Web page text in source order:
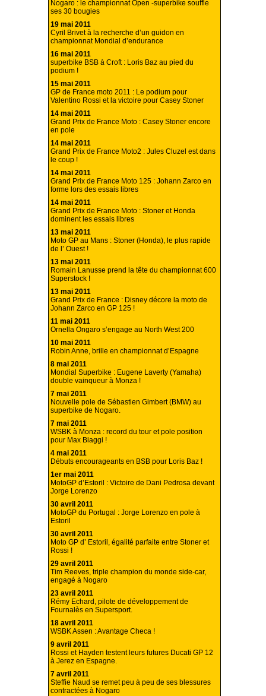
Nogaro : le championnat Open -superbike souffle
ses 30 bougies
19 mai 2011
Cyril Brivet à la recherche d’un guidon en
championnat Mondial d’endurance
16 mai 2011
superbike BSB à Croft : Loris Baz au pied du
podium !
15 mai 2011
GP de France moto 2011 : Le podium pour
Valentino Rossi et la victoire pour Casey Stoner
14 mai 2011
Grand Prix de France Moto : Casey Stoner encore
en pole
14 mai 2011
Grand Prix de France Moto2 : Jules Cluzel est dans
le coup !
14 mai 2011
Grand Prix de France Moto 125 : Johann Zarco en
forme lors des essais libres
14 mai 2011
Grand Prix de France Moto : Stoner et Honda
dominent les essais libres
13 mai 2011
Moto GP au Mans : Stoner (Honda), le plus rapide
de l’ Ouest !
13 mai 2011
Romain Lanusse prend la tête du championnat 600
Superstock !
13 mai 2011
Grand Prix de France : Disney décore la moto de
Johann Zarco en GP 125 !
11 mai 2011
Ornella Ongaro s’engage au North West 200
10 mai 2011
Robin Anne, brille en championnat d’Espagne
8 mai 2011
Mondial Superbike : Eugene Laverty (Yamaha)
double vainqueur à Monza !
7 mai 2011
Nouvelle pole de Sébastien Gimbert (BMW) au
superbike de Nogaro.
7 mai 2011
WSBK à Monza : record du tour et pole position
pour Max Biaggi !
4 mai 2011
Débuts encourageants en BSB pour Loris Baz !
1er mai 2011
MotoGP d’Estoril : Victoire de Dani Pedrosa devant
Jorge Lorenzo
30 avril 2011
MotoGP du Portugal : Jorge Lorenzo en pole à
Estoril
30 avril 2011
Moto GP d’ Estoril, égalité parfaite entre Stoner et
Rossi !
29 avril 2011
Tim Reeves, triple champion du monde side-car,
engagé à Nogaro
23 avril 2011
Rémy Echard, pilote de développement de
Fournalès en Supersport.
18 avril 2011
WSBK Assen : Avantage Checa !
9 avril 2011
Rossi et Hayden testent leurs futures Ducati GP 12
à Jerez en Espagne.
7 avril 2011
Steffie Naud se remet peu à peu de ses blessures
contractées à Nogaro